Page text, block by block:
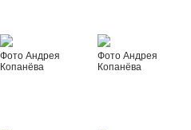
Фото Андрея
Копанёва
Фото Андрея
Копанёва